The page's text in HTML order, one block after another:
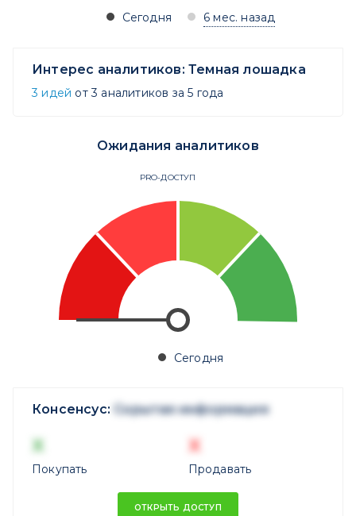
Сегодня 6 мес. назад
Интерес аналитиков: Темная лошадка
3 идей от 3 аналитиков за 5 года
Ожидания аналитиков
PRO-ДОСТУП
Сегодня
Консенсус: Скрытая информация
X
Покупать
X
Продавать
ОТКРЫТЬ ДОСТУП